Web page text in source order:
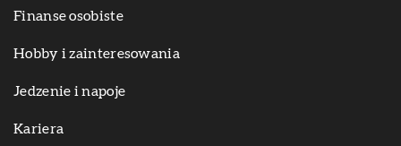
Finanse osobiste
Hobby i zainteresowania
Jedzenie i napoje
Kariera